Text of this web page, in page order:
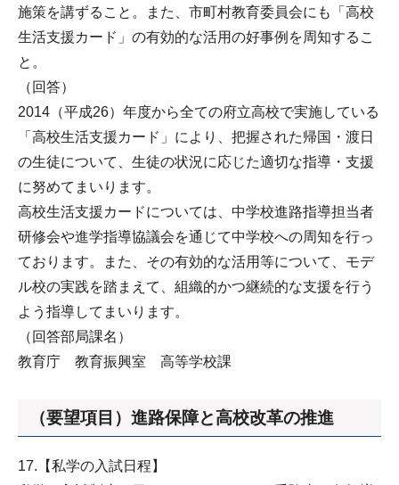
施策を講ずること。また、市町村教育委員会にも「高校
生活支援カード」の有効的な活用の好事例を周知するこ
と。
（回答）
2014（平成26）年度から全ての府立高校で実施している
「高校生活支援カード」により、把握された帰国・渡日
の生徒について、生徒の状況に応じた適切な指導・支援
に努めてまいります。
高校生活支援カードについては、中学校進路指導担当者
研修会や進学指導協議会を通じて中学校への周知を行っ
ております。また、その有効的な活用等について、モデ
ル校の実践を踏まえて、組織的かつ継続的な支援を行う
よう指導してまいります。
（回答部局課名）
教育庁 教育振興室 高等学校課
（要望項目）進路保障と高校改革の推進
17.【私学の入試日程】